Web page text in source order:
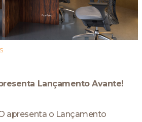
Lançamento Avante!
apresenta o Lançamento